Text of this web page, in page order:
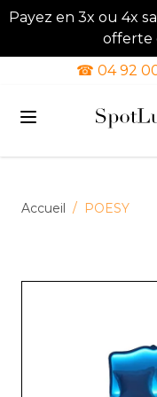
Payez en 3x ou 4x
offerte
☎ 04 92 00
Accueil / POESY